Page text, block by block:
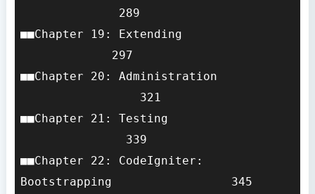
              289
■■Chapter 19: Extending
             297
■■Chapter 20: Administration
                 321
■■Chapter 21: Testing
               339
■■Chapter 22: CodeIgniter:
Bootstrapping                 345